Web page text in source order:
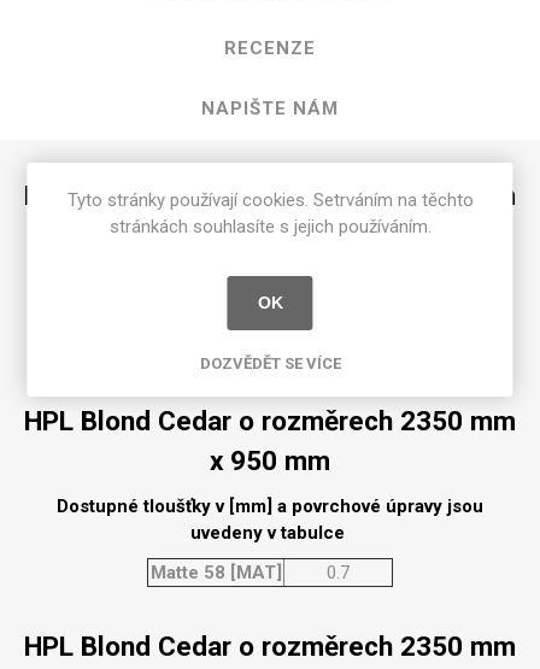
RECENZE
NAPIŠTE NÁM
HPL Blond Cedar o rozměrech 3050 mm
x 1300 mm
Dostupné tloušťky v [mm] a povrchové úpravy jsou
uvedeny v tabulce
HPL Blond Cedar o rozměrech 2350 mm
x 950 mm
Dostupné tloušťky v [mm] a povrchové úpravy jsou
uvedeny v tabulce
Matte 58 [MAT]
0.7
HPL Blond Cedar o rozměrech 2350 mm
Tyto stránky používají cookies. Setrváním na těchto
stránkách souhlasíte s jejich používáním.
OK
DOZVĚDĚT SE VÍCE